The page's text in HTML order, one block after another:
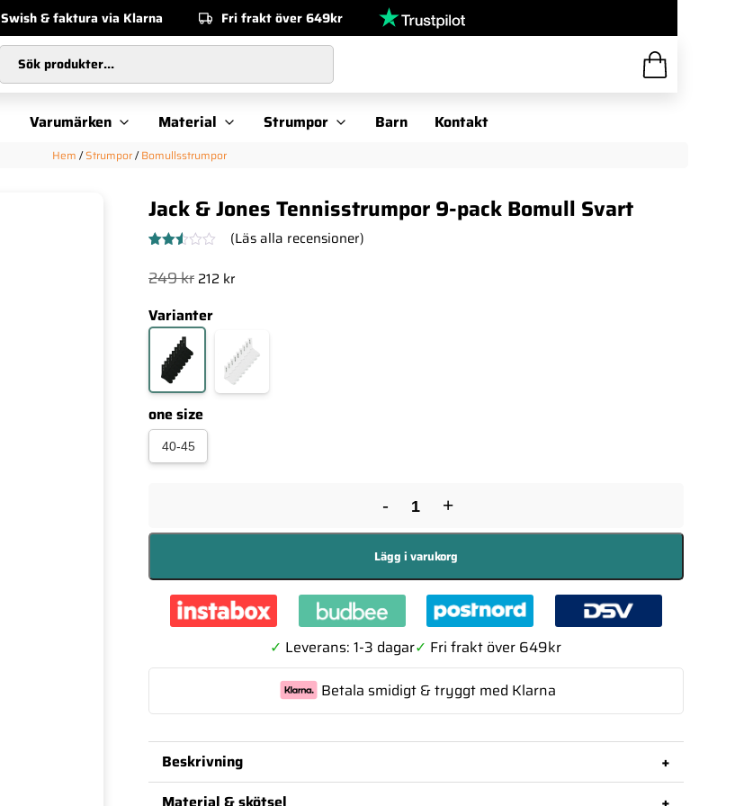
Swish & faktura via Klarna Fri frakt över 649kr
Sök produkter...
Varumärken Material Strumpor Barn Kontakt
Hem /Strumpor/Bomullsstrumpor
Jack & Jones Tennisstrumpor 9-pack Bomull Svart
2.50
av 5
på
kundrecensioner
(Läs alla recensioner)
249kr Det
priset
249 kr.
212 kr
är:
212 kr.
Varianter
one size
40-45
- +
Lägg i varukorg
✓ Leverans: 1-3 dagar✓ Fri frakt över 649kr
Betala smidigt & tryggt med Klarna
Beskrivning +
Dessa svarta tennisstrumpor från Jack & Jones passar utmärkt för dagligt